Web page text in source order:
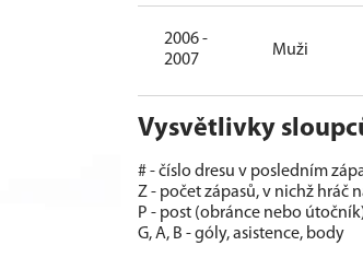
2006 -
2007
Muži
Vysvětlivky
# - číslo dresu v posledním
Z - počet zápasů, v nichž hráč
P - post (obránce nebo
G, A, B - góly, asistence, body